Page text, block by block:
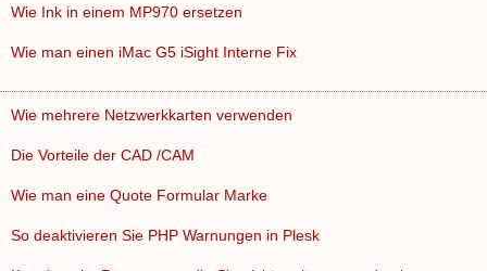
Wie Ink in einem MP970 ersetzen
Wie man einen iMac G5 iSight Interne Fix
Wie mehrere Netzwerkkarten verwenden
Die Vorteile der CAD /CAM
Wie man eine Quote Formular Marke
So deaktivieren Sie PHP Warnungen in Plesk